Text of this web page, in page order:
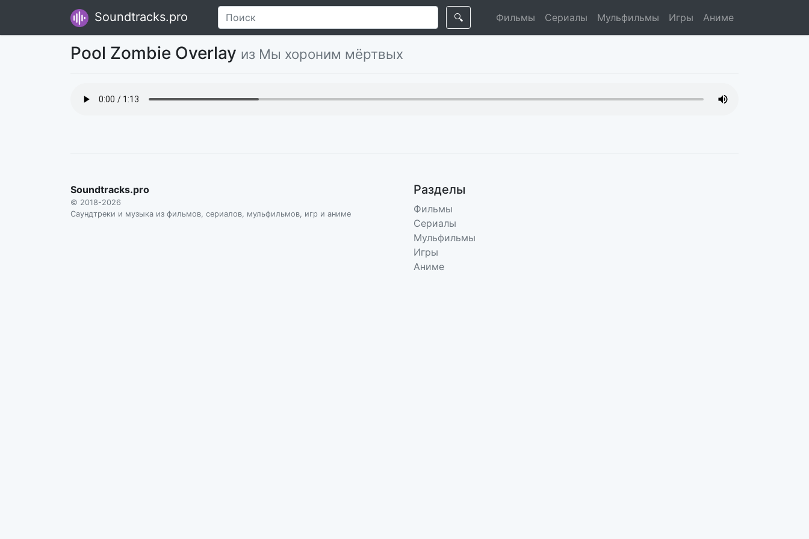
Soundtracks.pro 🔍 Фильмы Сериалы Мульфильмы Игры Аниме
Pool Zombie Overlay из Мы хороним мёртвых
Soundtracks.pro
© 2018-2026
Саундтреки и музыка из фильмов, сериалов, мульфильмов, игр и аниме
Разделы
Фильмы
Сериалы
Мульфильмы
Игры
Аниме